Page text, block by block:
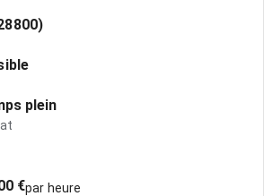
plein
€par heure